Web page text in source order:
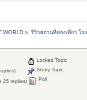
WORLD » รีวิวสถานที่ท่องเที่ยว โ
25 replies)
Locked Topic
Sticky Topic
Poll